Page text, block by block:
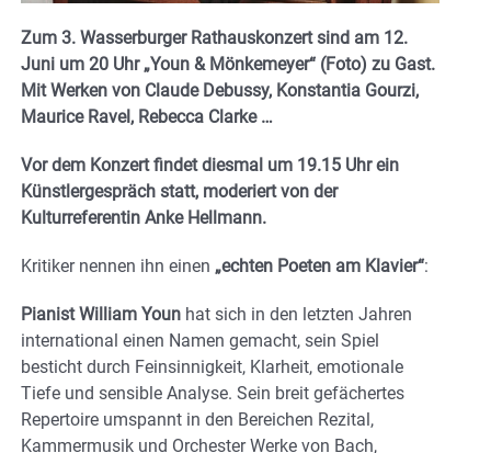
Zum 3. Wasserburger Rathauskonzert sind am 12.
Juni um 20 Uhr „Youn & Mönkemeyer“ (Foto) zu Gast.
Mit Werken von Claude Debussy, Konstantia Gourzi,
Maurice Ravel, Rebecca Clarke …
Vor dem Konzert findet diesmal um 19.15 Uhr ein
Künstlergespräch statt, moderiert von der
Kulturreferentin Anke Hellmann.
Kritiker nennen ihn einen „echten Poeten am Klavier“:
Pianist William Youn hat sich in den letzten Jahren
international einen Namen gemacht, sein Spiel
besticht durch Feinsinnigkeit, Klarheit, emotionale
Tiefe und sensible Analyse. Sein breit gefächertes
Repertoire umspannt in den Bereichen Rezital,
Kammermusik und Orchester Werke von Bach,